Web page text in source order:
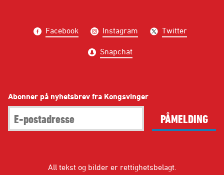
Facebook Instagram Twitter
Snapchat
Abonner på nyhetsbrev fra Kongsvinger
PÅMELDING
All tekst og bilder er rettighetsbelagt.